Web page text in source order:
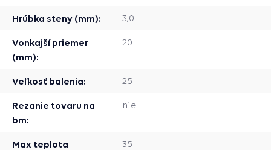
Hrúbka steny (mm): 3,0
Vonkajší priemer
(mm):
20
Veľkosť balenia: 25
Rezanie tovaru na
bm:
nie
Max teplota
35